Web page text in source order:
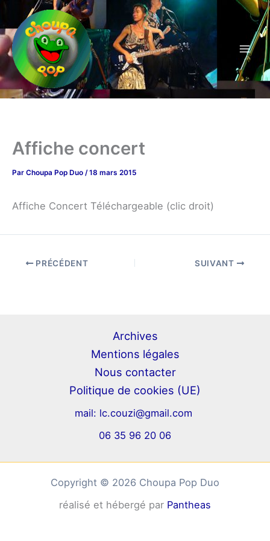
contenu
Affiche concert
Par Choupa Pop Duo /18 mars 2015
Affiche Concert Téléchargeable (clic droit)
PRÉCÉDENT SUIVANT
Archives
Mentions légales
Nous contacter
Politique de cookies (UE)
mail: lc.couzi@gmail.com
06 35 96 20 06
Copyright © 2026 Choupa Pop Duo
réalisé et hébergé par Pantheas